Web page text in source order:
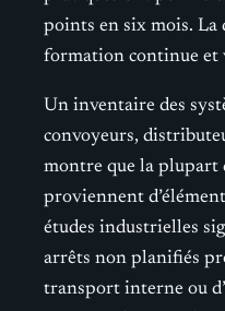
points en six mois. La
formation continue et
Un inventaire des
convoyeurs,
montre que la plupart
proviennent
études industrielles
arrêts non planifiés
transport interne ou